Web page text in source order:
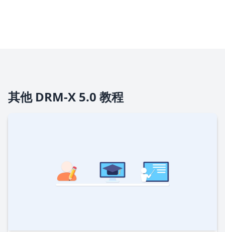
其他 DRM-X 5.0 教程